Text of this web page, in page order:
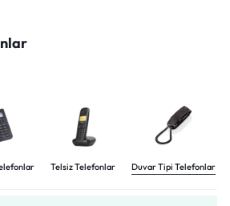
Telsiz Telefonlar Duvar Tipi Telefonlar